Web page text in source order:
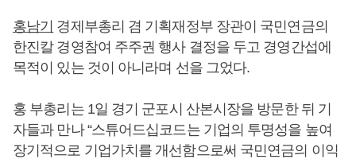
홍남기 경제부총리 겸 기획재정부 장관이 국민연금의
한진칼 경영참여 주주권 행사 결정을 두고 경영간섭에
목적이 있는 것이 아니라며 선을 그었다.
홍 부총리는 1일 경기 군포시 산본시장을 방문한 뒤 기
자들과 만나 “스튜어드십코드는 기업의 투명성을 높여
장기적으로 기업가치를 개선함으로써 국민연금의 이익